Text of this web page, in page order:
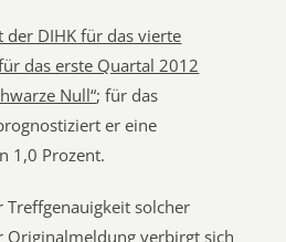
der DIHK für das vierte
das erste Quartal 2012
Null“; für das
er eine
1,0 Prozent.
solcher
Originalmeldung verbirgt sich